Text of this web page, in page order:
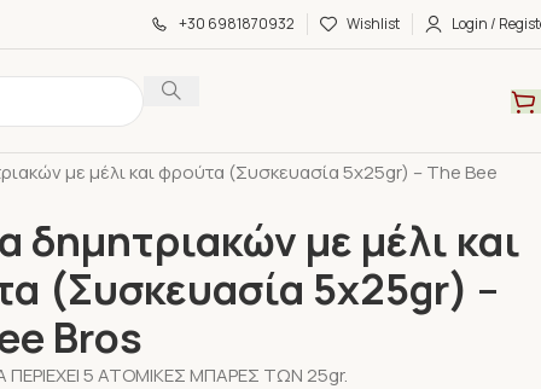
+30 6981870932 Wishlist Login /
με μέλι και φρούτα (Συσκευασία 5x25gr) – The Bee
δημητριακών με μέλι και
(Συσκευασία 5x25gr) –
Bros
ΠΕΡΙΕΧΕΙ 5 ATOMIKEΣ ΜΠΑΡΕΣ ΤΩΝ 25gr.